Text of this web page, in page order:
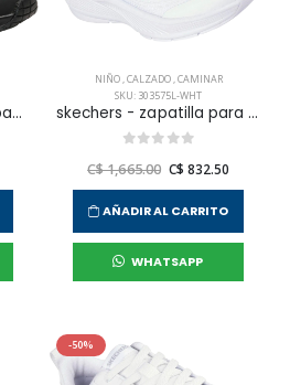
skechers - zapatilla urbana uno para mujer
NIÑO,CALZADO,CAMINAR
SKU: 303575L-WHT
skechers - zapatilla para caminar microspec advance para niño junior
C$ 1,665.00 C$ 832.50
AÑADIR AL CARRITO
WHATSAPP
-50%